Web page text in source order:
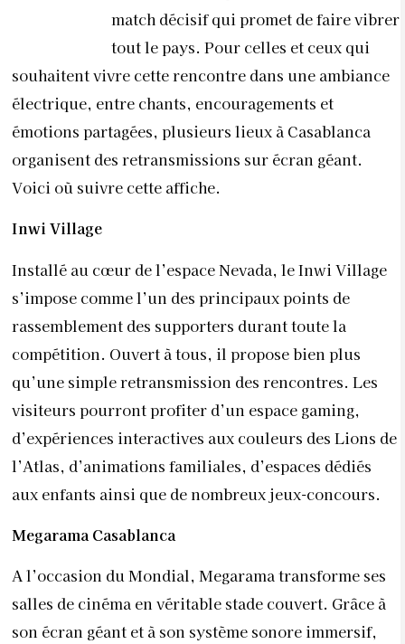
match décisif qui promet de faire vibrer
tout le pays. Pour celles et ceux qui
souhaitent vivre cette rencontre dans une ambiance
électrique, entre chants, encouragements et
émotions partagées, plusieurs lieux à Casablanca
organisent des retransmissions sur écran géant.
Voici où suivre cette affiche.
Inwi Village
Installé au cœur de l’espace Nevada, le Inwi Village
s’impose comme l’un des principaux points de
rassemblement des supporters durant toute la
compétition. Ouvert à tous, il propose bien plus
qu’une simple retransmission des rencontres. Les
visiteurs pourront profiter d’un espace gaming,
d’expériences interactives aux couleurs des Lions de
l’Atlas, d’animations familiales, d’espaces dédiés
aux enfants ainsi que de nombreux jeux-concours.
Megarama Casablanca
A l’occasion du Mondial, Megarama transforme ses
salles de cinéma en véritable stade couvert. Grâce à
son écran géant et à son système sonore immersif,